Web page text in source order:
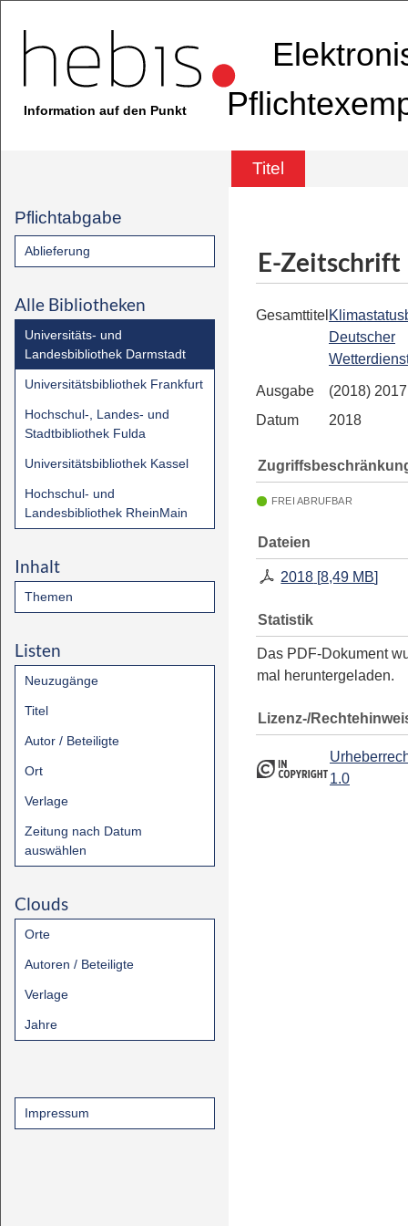
Information auf den Punkt
Titel
Pflichtabgabe
Ablieferung
Alle Bibliotheken
Universitäts- und
Landesbibliothek Darmstadt
Universitätsbibliothek Frankfurt
Hochschul-, Landes- und
Stadtbibliothek Fulda
Universitätsbibliothek Kassel
Hochschul- und
Landesbibliothek RheinMain
Inhalt
Themen
Listen
Neuzugänge
Titel
Autor / Beteiligte
Ort
Verlage
Zeitung nach Datum
auswählen
Clouds
Orte
Autoren / Beteiligte
Verlage
Jahre
Impressum
E-Zeitschrift
Gesamttitel
Deutscher
Ausgabe
(2018) 2017
Datum
2018
FREI ABRUFBAR
Dateien
2018 [8,49 MB]
Statistik
Das PDF-Dokument
mal heruntergeladen.
Lizenz-/
1.0